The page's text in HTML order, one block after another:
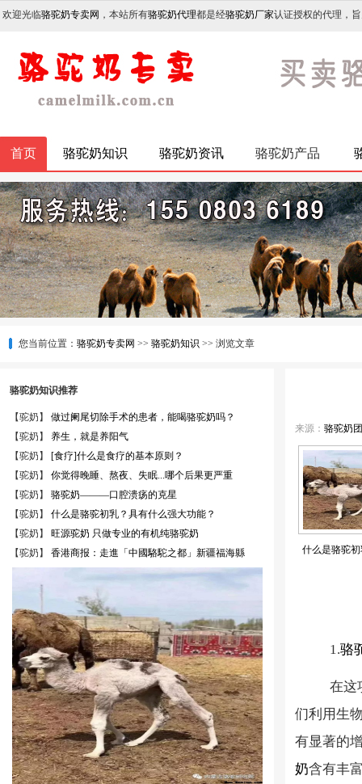
欢迎光临骆驼奶专卖网 ，本站所有骆驼奶代理都是经骆驼奶厂家认证授权的代理，
首页 骆驼奶知识 骆驼奶资讯 骆驼奶产品
您当前位置： 骆驼奶专卖网 >> 骆驼奶知识 >> 浏览文章
骆驼奶知识推荐
【驼奶】 做过阑尾切除手术的患者，能喝骆驼奶吗？
【驼奶】 养生，就是养阳气
【驼奶】 [食疗]什么是食疗的基本原则？
【驼奶】 你觉得晚睡、熬夜、失眠...哪个后果更严重
【驼奶】 骆驼奶———口腔溃疡的克星
【驼奶】 什么是骆驼初乳？具有什么强大功能？
【驼奶】 旺源驼奶 只做专业的有机纯骆驼奶
【驼奶】 香港商报：走進「中國駱駝之都」新疆福海縣
来源： 骆驼奶
什么是骆驼
1.骆
在这
们利用生
有显著的
奶含有丰